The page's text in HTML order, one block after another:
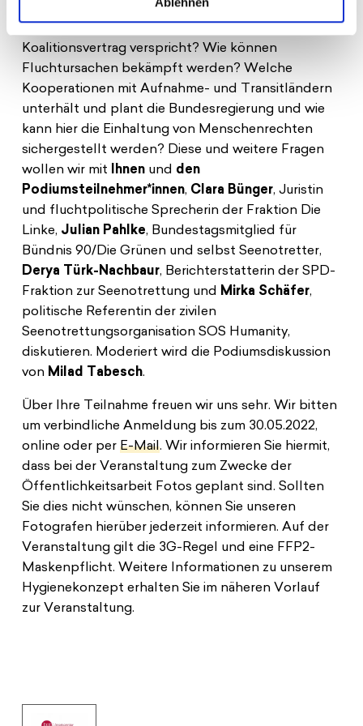
getragene Seenotrettung im Mittelmeer“ sowie eine
Koalitionsvertrag verspricht? Wie können
Fluchtursachen bekämpft werden? Welche
Kooperationen mit Aufnahme- und Transitländern
unterhält und plant die Bundesregierung und wie
kann hier die Einhaltung von Menschenrechten
sichergestellt werden? Diese und weitere Fragen
wollen wir mit Ihnen und den
Podiumsteilnehmer*innen, Clara Bünger, Juristin
und fluchtpolitische Sprecherin der Fraktion Die
Linke, Julian Pahlke, Bundestagsmitglied für
Bündnis 90/Die Grünen und selbst Seenotretter,
Derya Türk-Nachbaur, Berichterstatterin der SPD-
Fraktion zur Seenotrettung und Mirka Schäfer,
politische Referentin der zivilen
Seenotrettungsorganisation SOS Humanity,
diskutieren. Moderiert wird die Podiumsdiskussion
von Milad Tabesch.
Über Ihre Teilnahme freuen wir uns sehr. Wir bitten
um verbindliche Anmeldung bis zum 30.05.2022,
online oder per E-Mail. Wir informieren Sie hiermit,
dass bei der Veranstaltung zum Zwecke der
Öffentlichkeitsarbeit Fotos geplant sind. Sollten
Sie dies nicht wünschen, können Sie unseren
Fotografen hierüber jederzeit informieren. Auf der
Veranstaltung gilt die 3G-Regel und eine FFP2-
Maskenpflicht. Weitere Informationen zu unserem
Hygienekonzept erhalten Sie im näheren Vorlauf
zur Veranstaltung.